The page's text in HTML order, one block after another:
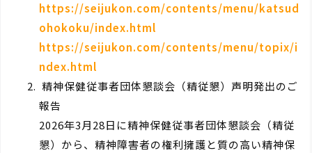
https://seijukon.com/contents/menu/katsud
ohokoku/index.html
https://seijukon.com/contents/menu/topix/i
ndex.html
精神保健従事者団体懇談会（精従懇）声明発出のご
報告
2026年3月28日に精神保健従事者団体懇談会（精従
懇）から、精神障害者の権利擁護と質の高い精神保